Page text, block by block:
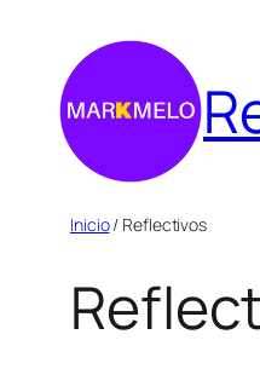
contenido
Inicio/ Reflectivos